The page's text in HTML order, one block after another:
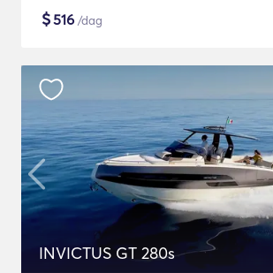
$516 /dag
INVICTUS GT 280s